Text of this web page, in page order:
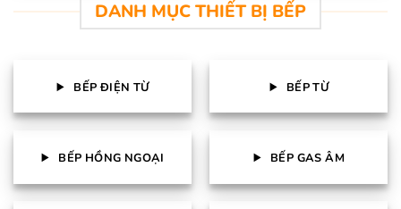
DANH MỤC THIẾT BỊ BẾP
BẾP ĐIỆN TỪ BẾP TỪ
BẾP HỒNG NGOẠI BẾP GAS ÂM